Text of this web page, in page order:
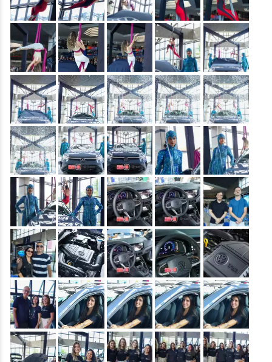
&nbsp; &nbsp; &nbsp; &nbsp; &nbsp;
&nbsp; &nbsp; &nbsp; &nbsp; &nbsp;
&nbsp; &nbsp; &nbsp; &nbsp; &nbsp;
&nbsp; &nbsp; &nbsp; &nbsp; &nbsp;
&nbsp; &nbsp; &nbsp; &nbsp; &nbsp;
&nbsp; &nbsp; &nbsp; &nbsp; &nbsp;
&nbsp; &nbsp; &nbsp; &nbsp; &nbsp;